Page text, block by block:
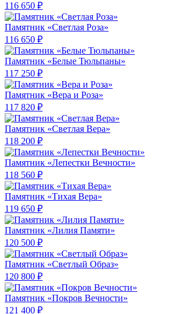
116 650 ₽
Памятник «Светлая Роза»
116 650 ₽
Памятник «Белые Тюльпаны»
117 250 ₽
Памятник «Вера и Роза»
117 820 ₽
Памятник «Светлая Вера»
118 200 ₽
Памятник «Лепестки Вечности»
118 560 ₽
Памятник «Тихая Вера»
119 650 ₽
Памятник «Лилия Памяти»
120 500 ₽
Памятник «Светлый Образ»
120 800 ₽
Памятник «Покров Вечности»
121 400 ₽